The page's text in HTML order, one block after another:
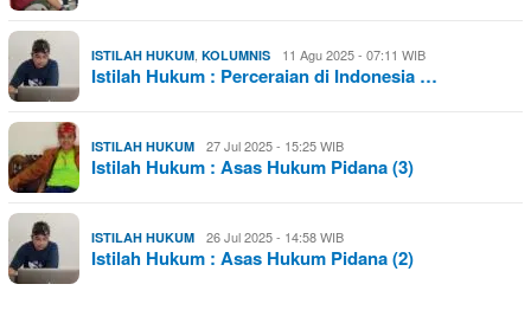
ISTILAH HUKUM KOLUMNIS 11 Agu 2025 - 07:11 WIB
Istilah Hukum : Perceraian di Indonesia …
ISTILAH HUKUM 27 Jul 2025 - 15:25 WIB
Istilah Hukum : Asas Hukum Pidana (3)
ISTILAH HUKUM 26 Jul 2025 - 14:58 WIB
Istilah Hukum : Asas Hukum Pidana (2)